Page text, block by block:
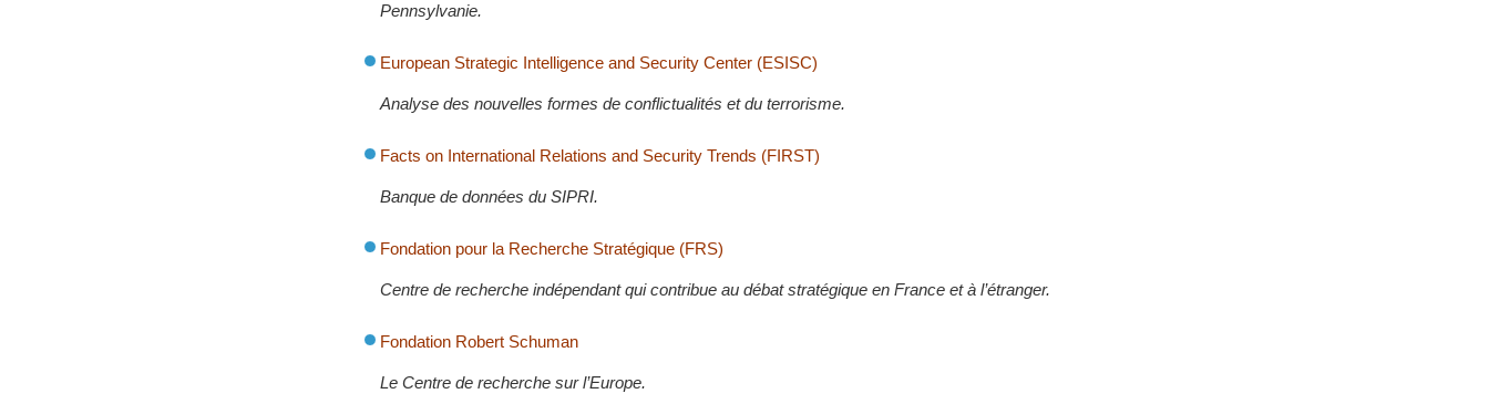
Pennsylvanie.
European Strategic Intelligence and Security Center (ESISC)
Analyse des nouvelles formes de conflictualités et du terrorisme.
Facts on International Relations and Security Trends (FIRST)
Banque de données du SIPRI.
Fondation pour la Recherche Stratégique (FRS)
Centre de recherche indépendant qui contribue au débat stratégique en France et à l’étranger.
Fondation Robert Schuman
Le Centre de recherche sur l’Europe.